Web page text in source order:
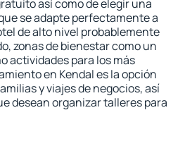
así como de elegir una
se adapte perfectamente a
de alto nivel probablemente
zonas de bienestar como un
actividades para los más
en Kendal es la opción
y viajes de negocios, así
desean organizar talleres para